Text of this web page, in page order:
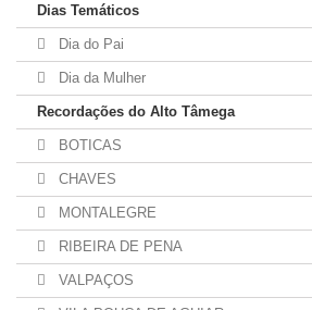
Dias Temáticos
Dia do Pai
Dia da Mulher
Recordações do Alto Tâmega
BOTICAS
CHAVES
MONTALEGRE
RIBEIRA DE PENA
VALPAÇOS